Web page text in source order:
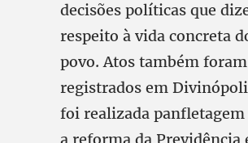
decisões políticas que
respeito à vida concreta
povo. Atos também foram
registrados em
foi realizada